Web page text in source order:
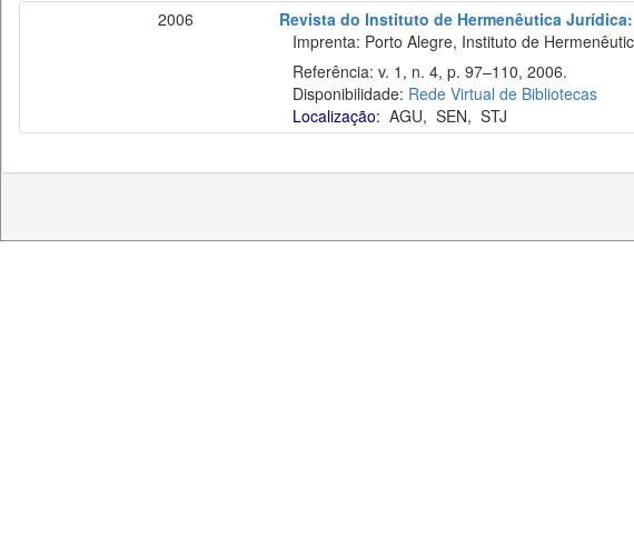
2006
Revista do Instituto de Hermenêutica Jurídica:
Imprenta: Porto Alegre, Instituto de
Referência: v. 1, n. 4, p. 97–110, 2006.
Disponibilidade: Rede Virtual de Bibliotecas
Localização: AGU, SEN, STJ